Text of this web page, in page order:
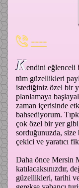
----
Kendini eğlenceli
tüm güzellikleri
istediğiniz özel bir
planlamaya
zaman içerisinde
bahsediyorum.
çok özel bir yer
sorduğunuzda,
çekici ve yaratıcı
Daha önce Mersin
katılacaksınızdır,
güzellikleri, tarihi